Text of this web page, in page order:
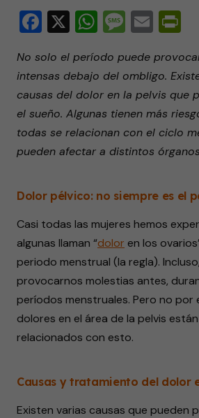
Facebook
X WhatsApp
Message
Email
No solo el período puede
intensas debajo del ombligo.
causas del dolor en la pelvis que
el sueño. Algunas tienen más
todas se relacionan con el ciclo
pueden afectar a distintos
Dolor pélvico: no siempre es el
Casi todas las mujeres hemos
algunas llaman “dolor en los
periodo menstrual (la regla).
provocarnos molestias antes,
períodos menstruales. Pero no por
dolores en el área de la pelvis
relacionados con esto.
Causas y tratamiento del dolor
Existen varias causas que pueden